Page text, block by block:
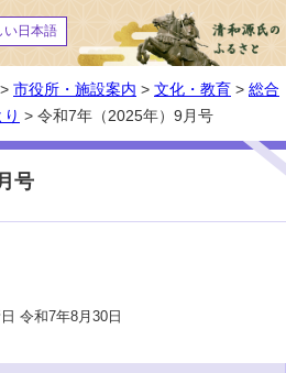
い日本語
> 市役所・施設案内 > 文化・教育 > 総合
> 令和7年（2025年）9月号
号
令和7年8月30日